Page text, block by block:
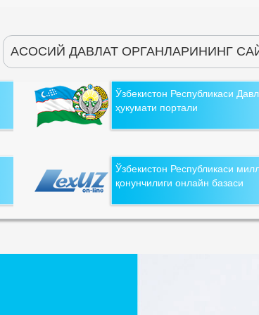
АСОСИЙ ДАВЛАТ ОРГАНЛАРИНИНГ
Ўзбекистон Республикаси
ҳукумати портали
Ўзбекистон Республикаси
қонунчилиги онлайн базаси